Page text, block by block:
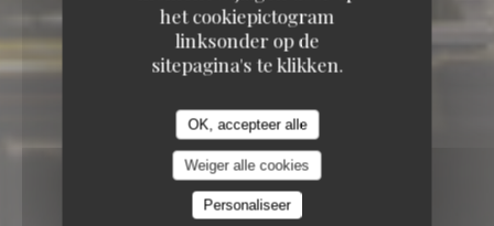
het cookiepictogram
linksonder op de
sitepagina's te klikken.
OK, accepteer alle
Weiger alle cookies
Personaliseer